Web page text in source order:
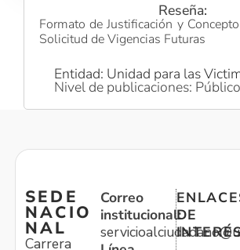
Reseña:
Formato de Justificación y
Solicitud de Vigencias Futuras
Entidad: Unidad para las
Nivel de publicaciones: Público
SEDE
NACIO
NAL
Carrera
Correo
institucional:DE